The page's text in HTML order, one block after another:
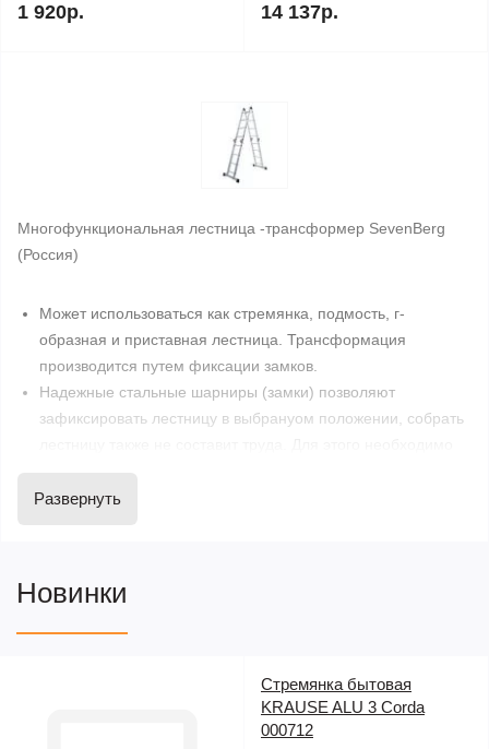
1 920р. 14 137р.
Многофункциональная лестница -трансформер SevenBerg
(Россия)
Может использоваться как стремянка, подмость, г-
образная и приставная лестница. Трансформация
производится путем фиксации замков.
Надежные стальные шарниры (замки) позволяют
зафиксировать лестницу в выбранyом положении, собрать
Ступени алюминиевые рифленые 25х25 мм. прочно
транспортировать лестницу трансформер в автомобиле
Максимальная нагрузка на ступень150 кг. , в виде
Развернуть
Новинки
Стремянка бытовая
KRAUSE ALU 3 Corda
000712